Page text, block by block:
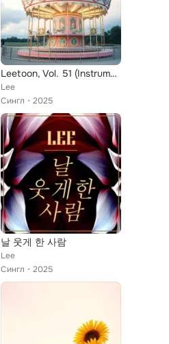
Leetoon, Vol. 51 (Instrumental)
Lee
Сингл
2025
날 웃게 한 사람
Lee
Сингл
2025